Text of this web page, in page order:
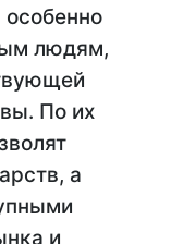
людям,
По их
а
и